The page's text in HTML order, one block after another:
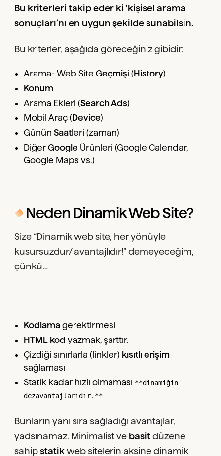
Bu kriterleri takip eder ki ‘kişisel arama
sonuçları’nı en uygun şekilde sunabilsin.
Bu kriterler, aşağıda göreceğiniz gibidir:
Arama- Web SiteGeçmişi (History)
Konum
Arama Ekleri (Search Ads)
Mobil Araç (Device)
GününSaatleri (zaman)
DiğerGoogle Ürünleri (Google Calendar,
Google Maps vs.)
Neden Dinamik Web Site?
Size “Dinamik web site, her yönüyle
kusursuzdur/ avantajlıdır!” demeyeceğim,
çünkü…
Kodlama gerektirmesi
HTML kod yazmak, şarttır.
Çizdiği sınırlarla (linkler) kısıtlı erişim
sağlaması
Statik kadar hızlı olmaması **dinamiğin
dezavantajlarıdır.**
Bunların yanı sıra sağladığı avantajlar,
yadsınamaz. Minimalist ve basit düzene
sahipstatik web sitelerin aksine dinamik